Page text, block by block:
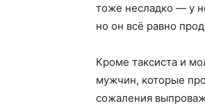
тоже несладко — у
но он всё равно
Кроме таксиста и
мужчин, которые
сожаления